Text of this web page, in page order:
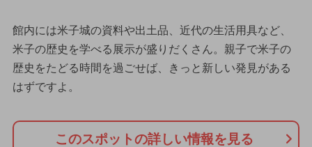
館内には米子城の資料や出土品、近代の生活用具など、
米子の歴史を学べる展示が盛りだくさん。親子で米子の
歴史をたどる時間を過ごせば、きっと新しい発見がある
はずですよ。
このスポットの詳しい情報を見る